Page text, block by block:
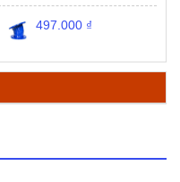
497.000 ₫